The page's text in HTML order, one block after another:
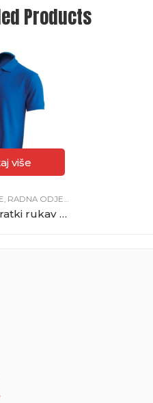
Products
više
, RADNA ODJEĆA
Majica polo kratki rukav JHK royal plava